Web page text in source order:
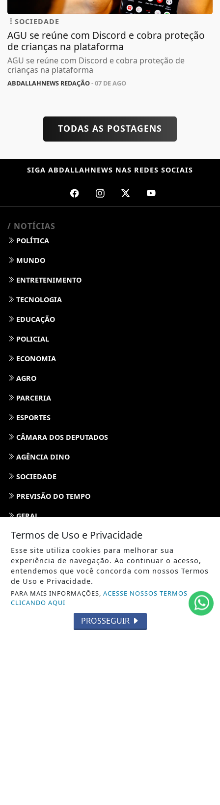
SOCIEDADE
AGU se reúne com Discord e cobra proteção
de crianças na plataforma
AGU se reúne com Discord e cobra proteção de
crianças na plataforma
ABDALLAHNEWS REDAÇÃO- 07 DE AGO
TODAS AS POSTAGENS
SIGA ABDALLAHNEWS NAS REDES SOCIAIS
/ NOTÍCIAS
POLÍTICA
MUNDO
ENTRETENIMENTO
TECNOLOGIA
EDUCAÇÃO
POLICIAL
ECONOMIA
AGRO
PARCERIA
ESPORTES
CÂMARA DOS DEPUTADOS
AGÊNCIA DINO
SOCIEDADE
PREVISÃO DO TEMPO
GERAL
HORÓSCOPO
SOCIAL NEWS
SPORT & SAÚDE
/ NAVEGUE
Termos de Uso e Privacidade
Esse site utiliza cookies para melhorar sua
experiência de navegação. Ao continuar o acesso,
entendemos que você concorda com nossos Termos
de Uso e Privacidade.
PARA MAIS INFORMAÇÕES,ACESSE NOSSOS TERMOS
CLICANDO AQUI
PROSSEGUIR